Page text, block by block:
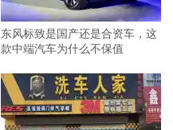
东风标致是国产还是合资车，这
款中端汽车为什么不保值